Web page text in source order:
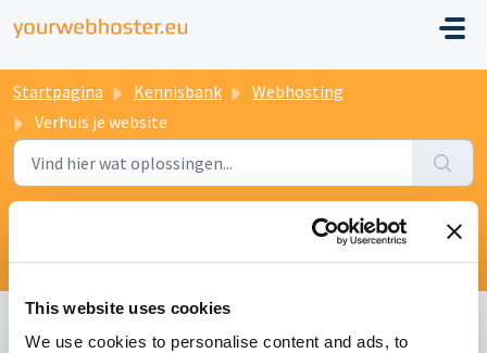
This website uses cookies
We use cookies to personalise content and ads, to
Startpagina Kennisbank
Webhosting
Verhuis je website
Verhuis je website (2)